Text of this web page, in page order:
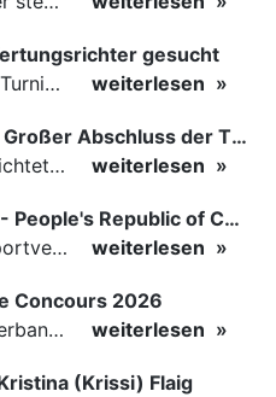
gesucht
Für einige nachgemeldete Turniere im 2 Halbjahr sucht der ZWE noch Wertungsrichter.
weiterlesen
Großer Abschluss der TBW-Trophy in Weinheim
Am 18. und 19. Juli 2026 richtete die Tanzsportabteilung (TSA) der TSG 1862 Weinheim das Abschlussturnier der diesjährigen TBW-Trophy-Serie aus. Zum traditionellen Saisonfinale kamen rund 400 Starts über…
weiterlesen
Nanjing - People's Republic of China
Die Paare aus dem Tanzsportverband Baden-Württemberg (TBW) haben beim hochklassig besetzten WDSF GrandSlam im chinesischen Nanjing wieder einmal auf internationalem Top-Niveau geglänzt. Das…
weiterlesen
Concours 2026
Die Paare des Tanzsportverbandes Baden-Württemberg (TBW) glänzten auf dem internationalen Parkett des Vienna Dance Concourse 2026 im Wiener Rathaus mit hervorragenden Platzierungen Ergebnisse unter: …
weiterlesen
(Krissi) Flaig